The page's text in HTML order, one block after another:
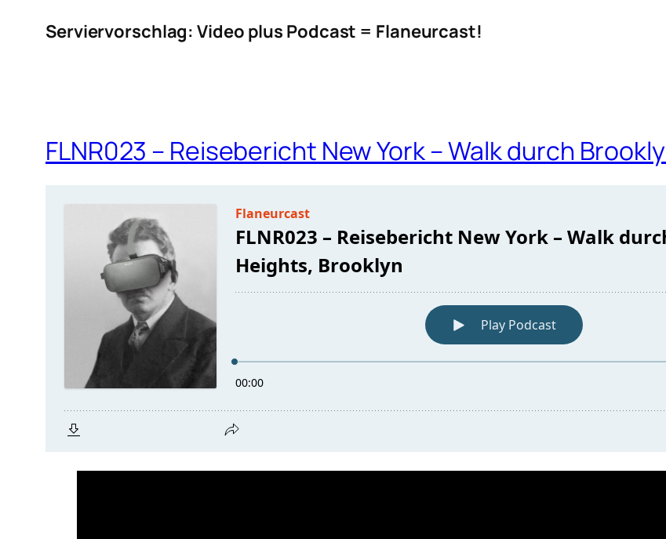
Serviervorschlag: Video plus Podcast = Flaneurcast!
FLNR023 – Reisebericht New York – Walk durch